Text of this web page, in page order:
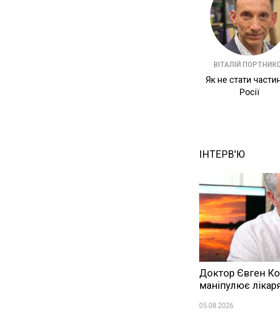
ВІТАЛІЙ
Як не стати
Росії
ІНТЕРВ'Ю
Доктор Євген
маніпулює
05.08.2026